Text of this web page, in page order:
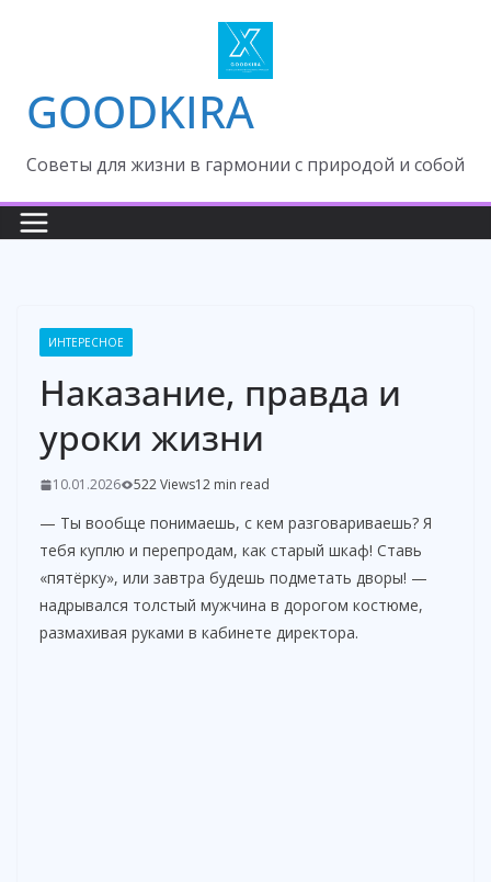
GOODKIRA
Cоветы для жизни в гармонии с природой и собой
ИНТЕРЕСНОЕ
Наказание, правда и
уроки жизни
10.01.2026 522 Views12 min read
— Ты вообще понимаешь, с кем разговариваешь? Я
тебя куплю и перепродам, как старый шкаф! Ставь
«пятёрку», или завтра будешь подметать дворы! —
надрывался толстый мужчина в дорогом костюме,
размахивая руками в кабинете директора.